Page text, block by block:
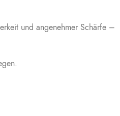
und angenehmer Schärfe –